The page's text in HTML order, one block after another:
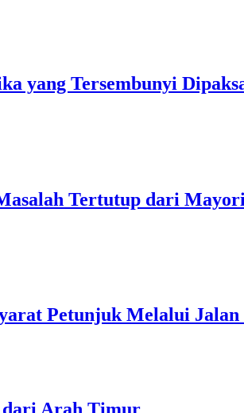
yang Tersembunyi
Tertutup dari
Petunjuk Melalui